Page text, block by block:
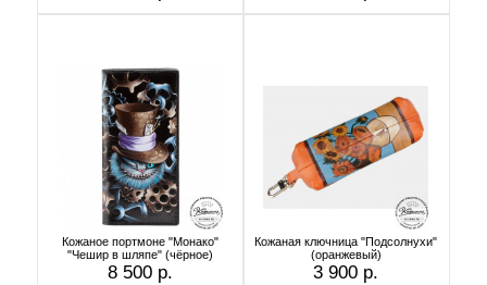
Кожаное портмоне "Монако"
"Чешир в шляпе" (чёрное)
8 500 р.
Кожаная ключница "Подсолнухи"
(оранжевый)
3 900 р.